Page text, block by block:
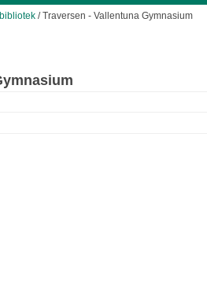
/ Traversen - Vallentuna Gymnasium